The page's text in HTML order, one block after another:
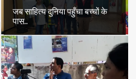
जब साहित्य दुनिया पहुँचा बच्चों के
पास..